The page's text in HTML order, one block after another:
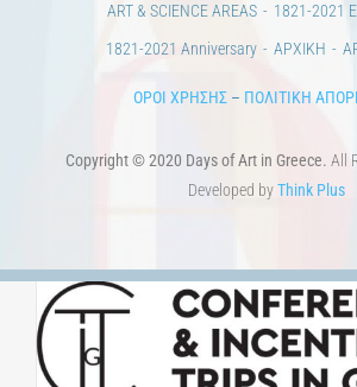
ART & SCIENCE AREAS
1821-2021
1821-2021 Anniversary
ΑΡΧΙΚΗ
ΟΡΟΙ ΧΡΗΣΗΣ– ΠΟΛΙΤΙΚΗ
Copyright © 2020 Days of Art in Greece. All
Developed byThink Plus